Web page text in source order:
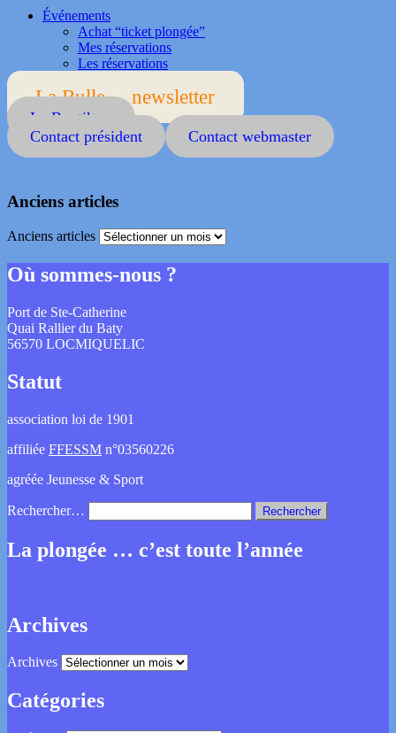
Événements
Achat “ticket plongée”
Mes réservations
Les réservations
La Bulle ... newsletter
La Boutik ...
Contact président
Contact webmaster
Anciens articles
Anciens articles
Où sommes-nous ?
Port de Ste-Catherine
Quai Rallier du Baty
56570 LOCMIQUELIC
Statut
association loi de 1901
affiliée FFESSM n°03560226
agréée Jeunesse & Sport
Rechercher…
La plongée … c’est toute l’année
Archives
Archives
Catégories